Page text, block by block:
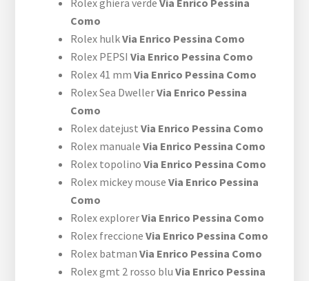
Como
Rolex hulkVia Enrico Pessina Como
Rolex PEPSI Via Enrico Pessina Como
Rolex 41 mm Via Enrico Pessina Como
Rolex Sea DwellerVia Enrico Pessina
Como
Rolex datejust Via Enrico Pessina Como
Rolex manuale Via Enrico Pessina Como
Rolex topolino Via Enrico Pessina Como
Rolex mickey mouse Via Enrico Pessina
Como
Rolex explorerVia Enrico Pessina Como
Rolex freccione Via Enrico Pessina Como
Rolex batman Via Enrico Pessina Como
Rolex gmt 2 rosso blu Via Enrico Pessina